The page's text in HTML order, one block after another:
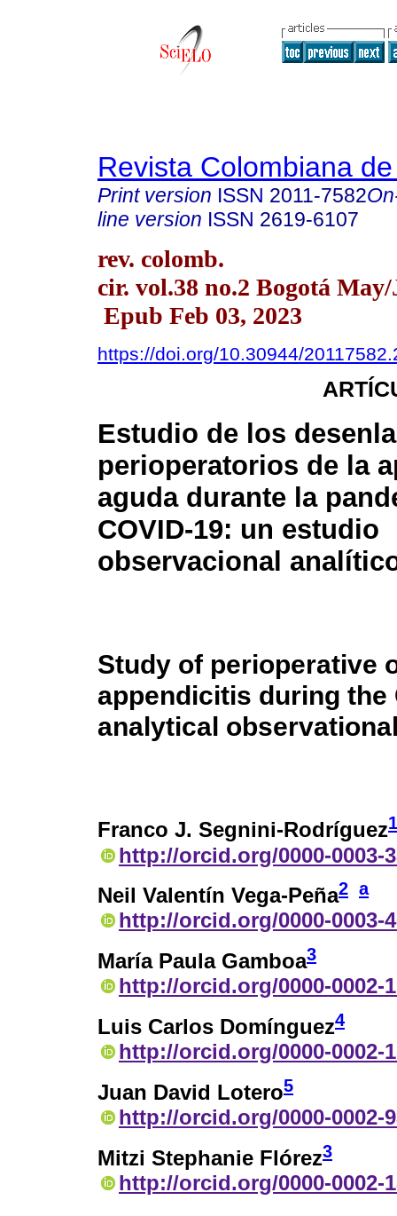
Revista Colombiana
Print version ISSN 2011-7582
line version ISSN 2619-6107
rev. colomb.
cir. vol.38 no.2 Bogotá May/
Epub Feb 03, 2023
https://doi.org/10.30944/
Estudio de los
perioperatorios de la
aguda durante la
COVID-19: un estudio
observacional
Study of perioperative
appendicitis during the
analytical
Franco J. Segnini-Rodríguez1
http://orcid.org/0000-0003-
Neil Valentín Vega-Peña2 a
http://orcid.org/0000-0003-
María Paula Gamboa3
http://orcid.org/0000-0002-
Luis Carlos Domínguez4
http://orcid.org/0000-0002-
Juan David Lotero5
http://orcid.org/0000-0002-
Mitzi Stephanie Flórez3
http://orcid.org/0000-0002-